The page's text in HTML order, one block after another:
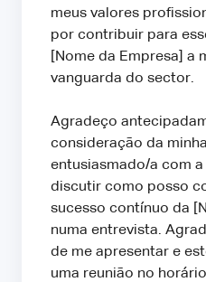
meus valores
por contribuir para
[Nome da Empresa] a
vanguarda do sector.
Agradeço
consideração da
entusiasmado/a com
discutir como posso
sucesso contínuo da
numa entrevista.
de me apresentar e
uma reunião no